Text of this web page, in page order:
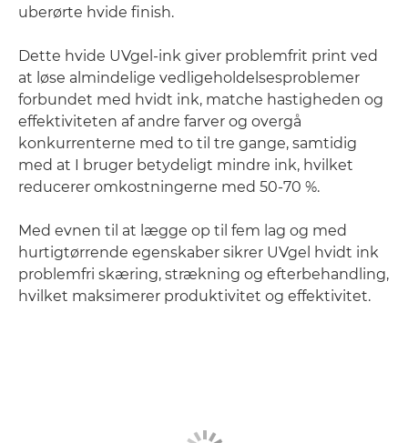
uberørte hvide finish.
Dette hvide UVgel-ink giver problemfrit print ved
at løse almindelige vedligeholdelsesproblemer
forbundet med hvidt ink, matche hastigheden og
effektiviteten af andre farver og overgå
konkurrenterne med to til tre gange, samtidig
med at I bruger betydeligt mindre ink, hvilket
reducerer omkostningerne med 50-70 %.
Med evnen til at lægge op til fem lag og med
hurtigtørrende egenskaber sikrer UVgel hvidt ink
problemfri skæring, strækning og efterbehandling,
hvilket maksimerer produktivitet og effektivitet.